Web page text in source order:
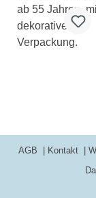
AGB Kontakt